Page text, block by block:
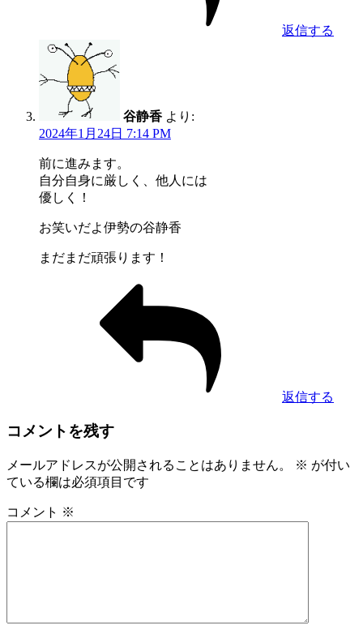
返信する
谷静香 より:
2024年1月24日 7:14 PM
前に進みます。
自分自身に厳しく、他人には
優しく！
お笑いだよ伊勢の谷静香
まだまだ頑張ります！
返信する
コメントを残す
メールアドレスが公開されることはありません。 ※ が付い
ている欄は必須項目です
コメント ※